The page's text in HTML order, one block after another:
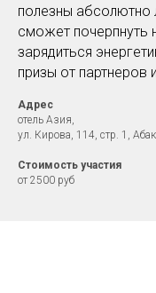
полезны
сможет почерпнуть
зарядиться
призы от
Адрес
отель Азия,
ул. Кирова, 114, стр. 1,
Стоимость участия
от 2500 руб